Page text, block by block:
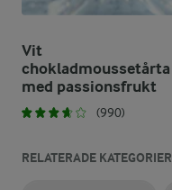
Vit
chokladmoussetårta
med passionsfrukt
(990)
RELATERADE KATEGORIER